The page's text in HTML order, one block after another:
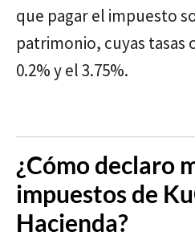
que pagar el impuesto
patrimonio, cuyas tasas
0.2% y el 3.75%.
¿Cómo declaro
impuestos de
Hacienda?